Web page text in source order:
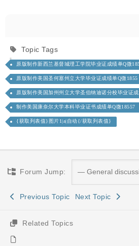
Topic Tags
原版制作新西兰基督城理工学院毕业证成绩单Q微
原版制作美国圣何塞州立大学毕业证成绩单Q微1855
原版制作美国加州州立大学圣伯纳迪诺分校毕业证
制作美国康奈尔大学本科毕业证书成绩单Q微18557
{获取列表值}图片1|a|自动{/获取列表值}
Forum Jump:
Previous Topic Next Topic
Related Topics